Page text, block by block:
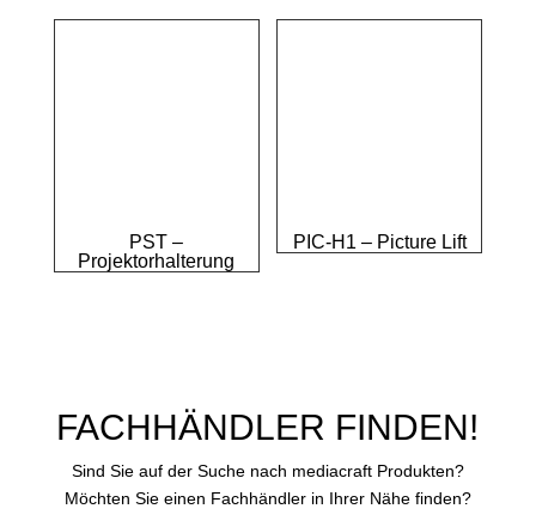
PST –
Projektorhalterung
PIC-H1 – Picture Lift
FACHHÄNDLER FINDEN!
Sind Sie auf der Suche nach mediacraft Produkten?
Möchten Sie einen Fachhändler in Ihrer Nähe finden?